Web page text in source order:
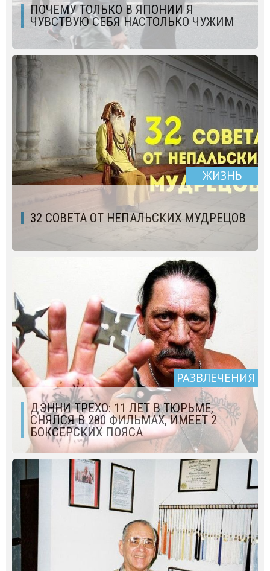
ПОЧЕМУ ТОЛЬКО В ЯПОНИИ Я
ЧУВСТВУЮ СЕБЯ НАСТОЛЬКО ЧУЖИМ
ЖИЗНЬ
32 СОВЕТА ОТ НЕПАЛЬСКИХ МУДРЕЦОВ
РАЗВЛЕЧЕНИЯ
ДЭННИ ТРЕХО: 11 ЛЕТ В ТЮРЬМЕ,
СНЯЛСЯ В 280 ФИЛЬМАХ, ИМЕЕТ 2
БОКСЕРСКИХ ПОЯСА